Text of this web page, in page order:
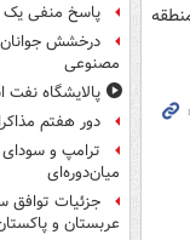
پاسخ منفی یک
درخشش جوانان
مصنوعی
پالایشگاه
دور هفتم
ترامپ و سودای
میان‌دوره‌ای
جزئیات توافق
عربستان و